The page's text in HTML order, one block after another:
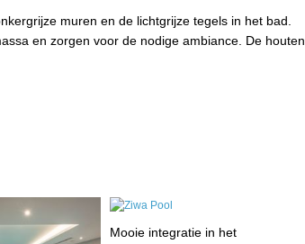
muren en de lichtgrijze tegels in het bad.
en zorgen voor de nodige ambiance. De houten
Mooie integratie in het